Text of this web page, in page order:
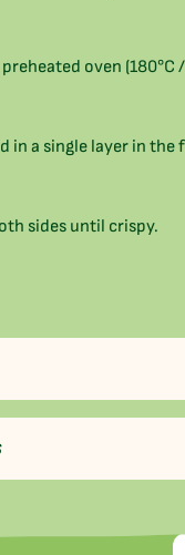
oven
in a single layer in
sides until crispy.